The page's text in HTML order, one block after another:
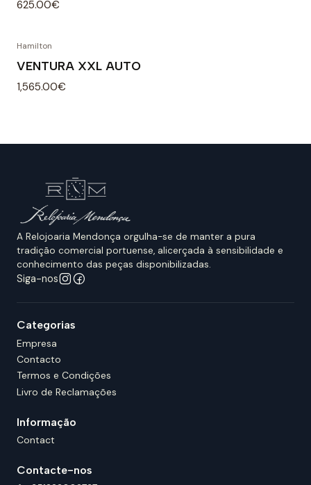
625.00€
Hamilton
VENTURA XXL AUTO
1,565.00€
A Relojoaria Mendonça orgulha-se de manter a pura
tradição comercial portuense, alicerçada à sensibilidade e
conhecimento das peças disponibilizadas.
Siga-nos
Categorias
Empresa
Contacto
Termos e Condições
Livro de Reclamações
Informação
Contact
Contacte-nos